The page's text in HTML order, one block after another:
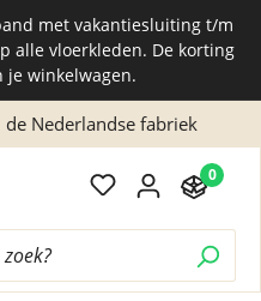
met vakantiesluiting t/m
alle vloerkleden. De korting
winkelwagen.
Nederlandse fabriek
0